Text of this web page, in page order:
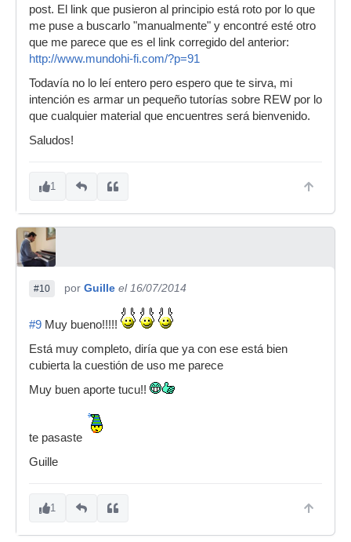
post. El link que pusieron al principio está roto por lo que
me puse a buscarlo "manualmente" y encontré esté otro
que me parece que es el link corregido del anterior:
http://www.mundohi-fi.com/?p=91
Todavía no lo leí entero pero espero que te sirva, mi
intención es armar un pequeño tutorías sobre REW por lo
que cualquier material que encuentres será bienvenido.
Saludos!
1
#10 por Guille el 16/07/2014
#9 Muy bueno!!!!!
Está muy completo, diría que ya con ese está bien
cubierta la cuestión de uso me parece
Muy buen aporte tucu!!
te pasaste
Guille
1